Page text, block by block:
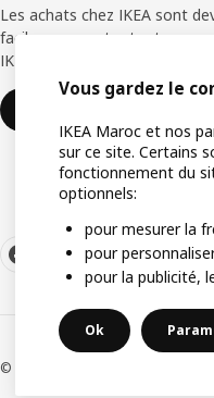
Les achats chez IKEA sont
faciles avec notre toute
IKEA Store.
© Inter IKEA Systems B.V. 1999-
Vous gardez le
IKEA Maroc et nos
sur ce site. Certains
fonctionnement du
optionnels:
pour mesurer la
pour
pour la publicité,
Ok